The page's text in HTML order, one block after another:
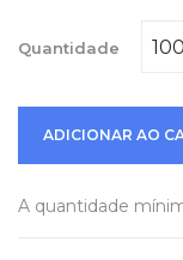
Quantidade
ADICIONAR AO
A quantidade